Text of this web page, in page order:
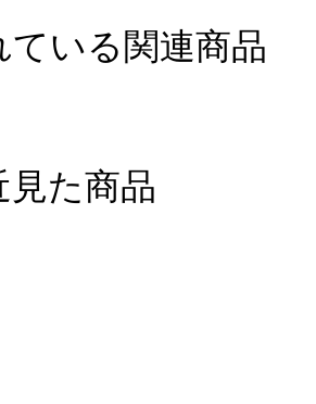
ている関連商品
見た商品